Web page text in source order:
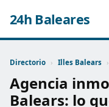
24h Baleares
Directorio › Illes Balears ›
Agencia
Balears: lo